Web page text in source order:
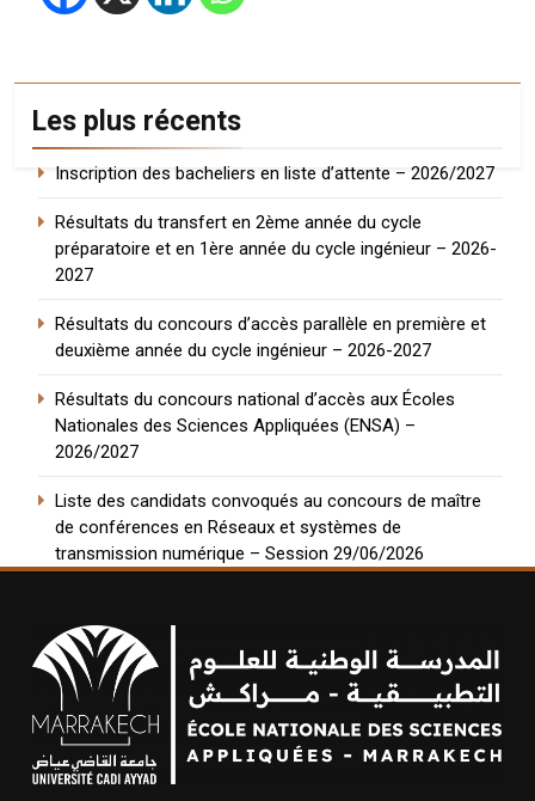
Les plus récents
Inscription des bacheliers en liste d’attente – 2026/2027
Résultats du transfert en 2ème année du cycle
préparatoire et en 1ère année du cycle ingénieur – 2026-
2027
Résultats du concours d’accès parallèle en première et
deuxième année du cycle ingénieur – 2026-2027
Résultats du concours national d’accès aux Écoles
Nationales des Sciences Appliquées (ENSA) –
2026/2027
Liste des candidats convoqués au concours de maître
de conférences en Réseaux et systèmes de
transmission numérique – Session 29/06/2026